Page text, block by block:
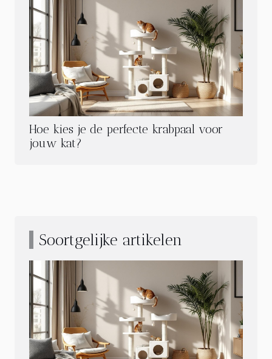
Hoe kies je de perfecte krabpaal voor
jouw kat?
Soortgelijke artikelen